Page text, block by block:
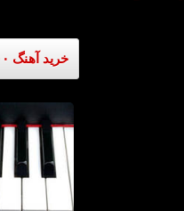
خرید آهنگ ۱۵۰۰۰ تومان